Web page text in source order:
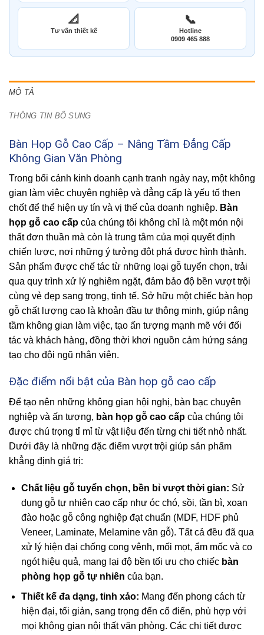
📐
Tư vấn thiết kế
📞
Hotline
0909 465 888
MÔ TẢ
THÔNG TIN BỔ SUNG
Bàn Họp Gỗ Cao Cấp – Nâng Tầm Đẳng Cấp
Không Gian Văn Phòng
Trong bối cảnh kinh doanh cạnh tranh ngày nay, một không
gian làm việc chuyên nghiệp và đẳng cấp là yếu tố then
chốt để thể hiện uy tín và vị thế của doanh nghiệp. Bàn
họp gỗ cao cấp của chúng tôi không chỉ là một món nội
thất đơn thuần mà còn là trung tâm của mọi quyết định
chiến lược, nơi những ý tưởng đột phá được hình thành.
Sản phẩm được chế tác từ những loại gỗ tuyển chọn, trải
qua quy trình xử lý nghiêm ngặt, đảm bảo độ bền vượt trội
cùng vẻ đẹp sang trọng, tinh tế. Sở hữu một chiếc bàn họp
gỗ chất lượng cao là khoản đầu tư thông minh, giúp nâng
tầm không gian làm việc, tạo ấn tượng mạnh mẽ với đối
tác và khách hàng, đồng thời khơi nguồn cảm hứng sáng
tạo cho đội ngũ nhân viên.
Đặc điểm nổi bật của Bàn họp gỗ cao cấp
Để tạo nên những không gian hội nghị, bàn bạc chuyên
nghiệp và ấn tượng, bàn họp gỗ cao cấp của chúng tôi
được chú trọng tỉ mỉ từ vật liệu đến từng chi tiết nhỏ nhất.
Dưới đây là những đặc điểm vượt trội giúp sản phẩm
khẳng định giá trị:
Chất liệu gỗ tuyển chọn, bền bỉ vượt thời gian: Sử
dụng gỗ tự nhiên cao cấp như óc chó, sồi, tần bì, xoan
đào hoặc gỗ công nghiệp đạt chuẩn (MDF, HDF phủ
Veneer, Laminate, Melamine vân gỗ). Tất cả đều đã qua
xử lý hiện đại chống cong vênh, mối mọt, ẩm mốc và co
ngót hiệu quả, mang lại độ bền tối ưu cho chiếc bàn
phòng họp gỗ tự nhiên của bạn.
Thiết kế đa dạng, tinh xảo: Mang đến phong cách từ
hiện đại, tối giản, sang trọng đến cổ điển, phù hợp với
mọi không gian nội thất văn phòng. Các chi tiết được